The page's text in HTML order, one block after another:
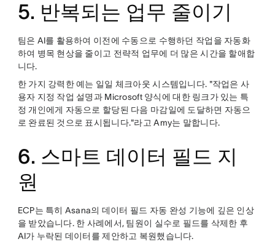
5. 반복되는 업무 줄이기
팀은 AI를 활용하여 이전에 수동으로 수행하던 작업을 자동화
하여 병목 현상을 줄이고 전략적 업무에 더 많은 시간을 할애합
니다.
한 가지 강력한 예는 일일 체크아웃 시스템입니다. "작업은 사
용자 지정 작업 설명과 Microsoft 양식에 대한 링크가 있는 특
정 개인에게 자동으로 할당된 다음 마감일에 도달하면 자동으
로 완료된 것으로 표시됩니다."라고 Amy는 말합니다.
6. 스마트 데이터 필드 지
원
ECP는 특히 Asana의 데이터 필드 자동 완성 기능에 깊은 인상
을 받았습니다. 한 사례에서, 팀원이 실수로 필드를 삭제한 후
AI가 누락된 데이터를 제안하고 복원했습니다.